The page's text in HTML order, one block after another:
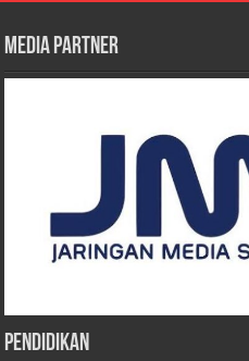
Media Partner
Pendidikan